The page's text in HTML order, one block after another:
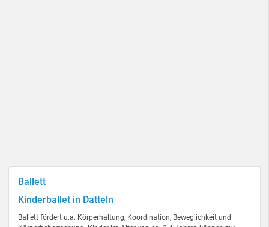
Ballett
Kinderballet in Datteln
Ballett fördert u.a. Körperhaltung, Koordination, Beweglichkeit und